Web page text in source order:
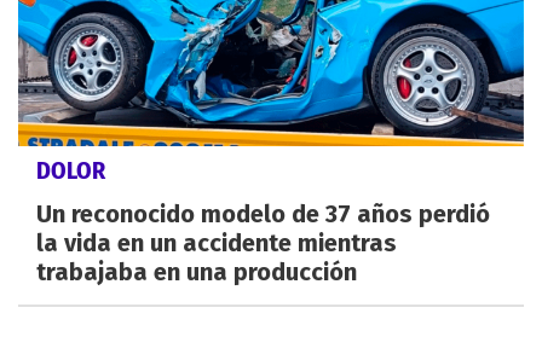
DOLOR
Un reconocido modelo de 37 años perdió
la vida en un accidente mientras
trabajaba en una producción